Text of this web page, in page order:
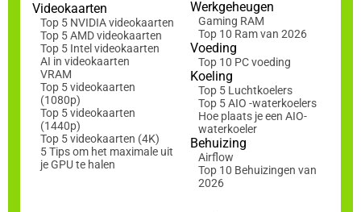
Videokaarten
Top 5 NVIDIA videokaarten
Top 5 AMD videokaarten
Top 5 Intel videokaarten
AI in videokaarten
VRAM
Top 5 videokaarten
(1080p)
Top 5 videokaarten
(1440p)
Top 5 videokaarten (4K)
5 Tips om het maximale uit
je GPU te halen
Werkgeheugen
Gaming RAM
Top 10 Ram van 2026
Voeding
Top 10 PC voeding
Koeling
Top 5 Luchtkoelers
Top 5 AIO -waterkoelers
Hoe plaats je een AIO-
waterkoeler
Behuizing
Airflow
Top 10 Behuizingen van
2026